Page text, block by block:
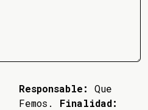
Responsable:
Que
Femos. Finalidad: